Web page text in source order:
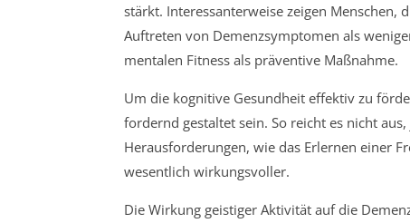
stärkt. Interessanterweise zeigen Menschen,
Auftreten von Demenzsymptomen als
mentalen Fitness als präventive Maßnahme.
Um die kognitive Gesundheit effektiv zu
fordernd gestaltet sein. So reicht es nicht
Herausforderungen, wie das Erlernen einer
wesentlich wirkungsvoller.
Die Wirkung geistiger Aktivität auf die